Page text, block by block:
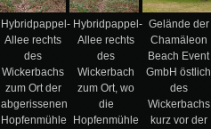
Hybridpappel-
Allee rechts
des
Wickerbachs
zum Ort der
abgerissenen
Hopfenmühle
Hybridpappel-
Allee rechts
des
Wickerbach
zum Ort, wo
die
Hopfenmühle
Gelände der
Chamäleon
Beach Event
GmbH östlich
des
Wickerbachs
kurz vor der